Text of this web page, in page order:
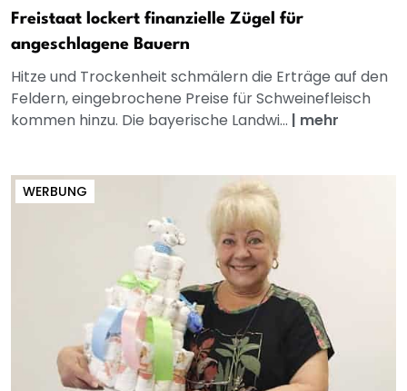
Freistaat lockert finanzielle Zügel für
angeschlagene Bauern
Hitze und Trockenheit schmälern die Erträge auf den
Feldern, eingebrochene Preise für Schweinefleisch
kommen hinzu. Die bayerische Landwi... | mehr
WERBUNG